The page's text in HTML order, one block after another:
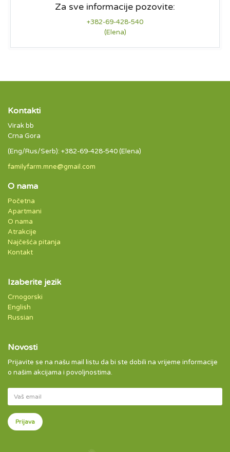
Za sve informacije pozovite:
+382-69-428-540
(Elena)
Kontakti
Virak bb
Crna Gora
(Eng/Rus/Serb): +382-69-428-540 (Elena)
familyfarm.mne@gmail.com
O nama
Početna
Apartmani
O nama
Atrakcije
Najčešća pitanja
Kontakt
Izaberite jezik
Crnogorski
English
Russian
Novosti
Prijavite se na našu mail listu da bi ste dobili na vrijeme informacije
o našim akcijama i povoljnostima.